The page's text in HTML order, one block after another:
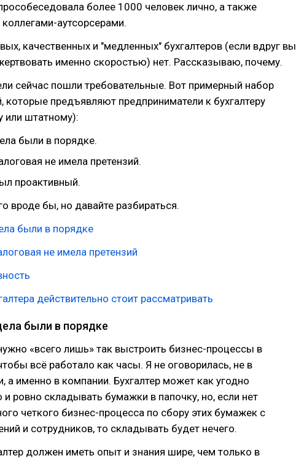
более 1000 человек лично, а также
аутсорсерами.
качественных и "медленных" бухгалтеров (если вдруг вы
именно скоростью) нет. Рассказываю, почему.
сейчас пошли требовательные. Вот примерный набор
которые предъявляют предприниматели к бухгалтеру
или штатному):
были в порядке.
не имела претензий.
проактивный.
вроде бы, но давайте разбираться.
были в порядке
не имела претензий
действительно стоит рассматривать
были в порядке
«всего лишь» так выстроить бизнес-процессы в
всё работало как часы. Я не оговорилась, не в
а именно в компании. Бухгалтер может как угодно
и ровно складывать бумажки в папочку, но, если нет
четкого бизнес-процесса по сбору этих бумажек с
и сотрудников, то складывать будет нечего.
должен иметь опыт и знания шире, чем только в